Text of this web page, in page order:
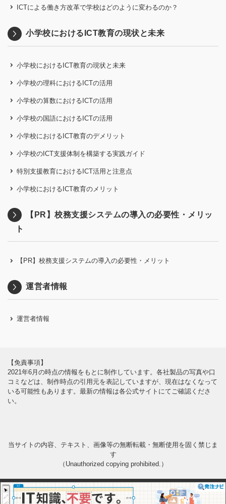
ICTによる働き方改革で学校はどのように変わるのか？
小学校におけるICT教育の現状と未来
小学校におけるICT教育の現状と未来
小学校の理科におけるICTの活用
小学校の算数におけるICTの活用
小学校の国語におけるICTの活用
小学校におけるICT教育のデメリット
小学校のICT支援体制を構築する実践ガイド
特別支援教育におけるICT活用と注意点
小学校におけるICT教育のメリット
【PR】校務支援システムの導入の必要性・メリッ
ト
【PR】校務支援システムの導入の必要性・メリット
運営者情報
運営者情報
【免責事項】
2021年6月の時点の情報をもとに制作しています。各社製品の写真や口
コミなどは、制作時点の引用元を表記していますが、現在はなくなって
いる可能性もあります。最新の情報は各公式サイトにてご確認くださ
い。
当サイトの内容、テキスト、画像等の無断転載・無断使用を固く禁じま
す
（Unauthorized copying prohibited.）
Copyright©授業支援ソフト・システムポータルサイトAll Right